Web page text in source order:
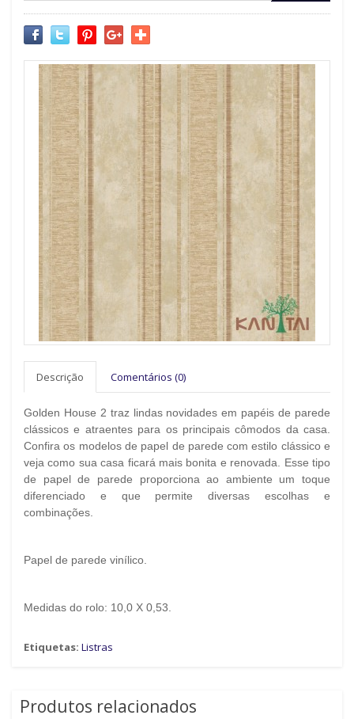
Descrição Comentários (0)
Golden House 2 traz lindas novidades em papéis de parede
clássicos e atraentes para os principais cômodos da casa.
Confira os modelos de papel de parede com estilo clássico e
veja como sua casa ficará mais bonita e renovada. Esse tipo
de papel de parede proporciona ao ambiente um toque
diferenciado e que permite diversas escolhas e
combinações.
Papel de parede vinílico.
Medidas do rolo: 10,0 X 0,53.
Etiquetas: Listras
Produtos relacionados